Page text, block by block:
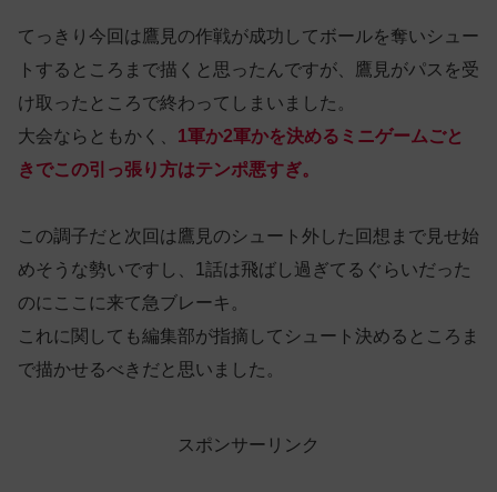
てっきり今回は鷹見の作戦が成功してボールを奪いシュー
トするところまで描くと思ったんですが、鷹見がパスを受
け取ったところで終わってしまいました。
大会ならともかく、 1軍か2軍かを決めるミニゲームごと
きでこの引っ張り方はテンポ悪すぎ。
この調子だと次回は鷹見のシュート外した回想まで見せ始
めそうな勢いですし、1話は飛ばし過ぎてるぐらいだった
のにここに来て急ブレーキ。
これに関しても編集部が指摘してシュート決めるところま
で描かせるべきだと思いました。
スポンサーリンク